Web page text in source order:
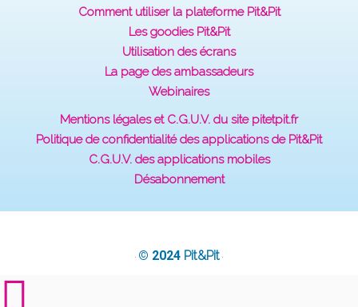
Comment utiliser la plateforme Pit&Pit
Les goodies Pit&Pit
Utilisation des écrans
La page des ambassadeurs
Webinaires
Mentions légales et C.G.U.V. du site pitetpit.fr
Politique de confidentialité des applications de Pit&Pit
C.G.U.V. des applications mobiles
Désabonnement
· © 2024 Pit&Pit ·